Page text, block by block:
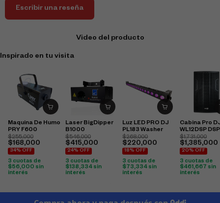
Escribir una reseña
Video del producto
Inspirado en tu visita
Maquina De Humo
PRY F600
$255,000
$168,000
34% OFF
3 cuotas de
$56,000 sin
interés
Laser BigDipper
B1000
$546,000
$415,000
24% OFF
3 cuotas de
$138,334sin
interés
Luz LED PRO DJ
PL183 Washer
$268,000
$220,000
18% OFF
3 cuotas de
$ 73,334 sin
interés
Cabina Pro
WL12DSP DSP
$1,731,000
$1,385,000
20% OFF
3 cuotas de
$461,667 sin
interés